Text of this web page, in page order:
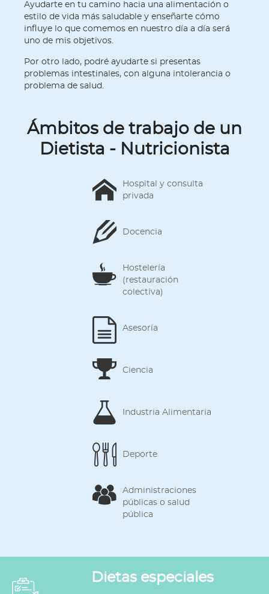
Ayudarte en tu camino hacia una alimentación o
estilo de vida más saludable y enseñarte cómo
influye lo que comemos en nuestro día a día será
uno de mis objetivos.
Por otro lado, podré ayudarte si presentas
problemas intestinales, con alguna intolerancia o
problema de salud.
Ámbitos de trabajo de un
Dietista - Nutricionista
Hospital y consulta
privada
Docencia
Hostelería
(restauración
colectiva)
Asesoría
Ciencia
Industria Alimentaria
Deporte
Administraciones
públicas o salud
pública
Dietas especiales